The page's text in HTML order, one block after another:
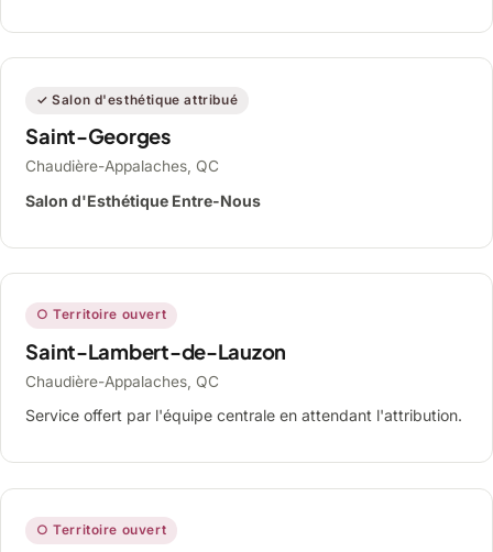
✓ Salon d'esthétique attribué
Saint-Georges
Chaudière-Appalaches, QC
Salon d'Esthétique Entre-Nous
○ Territoire ouvert
Saint-Lambert-de-Lauzon
Chaudière-Appalaches, QC
Service offert par l'équipe centrale en attendant l'attribution.
○ Territoire ouvert